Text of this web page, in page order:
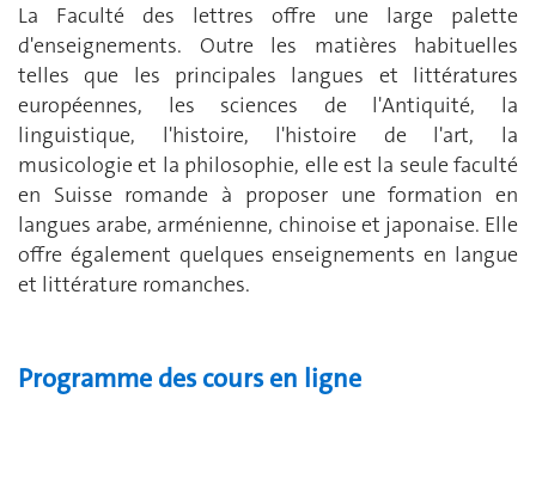
La Faculté des lettres offre une large palette
d'enseignements. Outre les matières habituelles
telles que les principales langues et littératures
européennes, les sciences de l'Antiquité, la
linguistique, l'histoire, l'histoire de l'art, la
musicologie et la philosophie, elle est la seule faculté
en Suisse romande à proposer une formation en
langues arabe, arménienne, chinoise et japonaise. Elle
offre également quelques enseignements en langue
et littérature romanches.
Programme des cours en ligne